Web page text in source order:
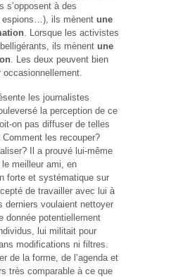
s’opposent à des
espions…), ils mènent une
. Lorsque les activistes
ils mènent une
. Les deux peuvent bien
les journalistes
la perception de ce
on pas diffuser de telles
les recouper?
Il a prouvé lui-même
le meilleur ami, en
forte et systématique sur
de travailler avec lui à
derniers voulaient nettoyer
donnée potentiellement
lui militait pour
modifications ni filtres.
de la forme, de l’agenda et
très comparable à ce que